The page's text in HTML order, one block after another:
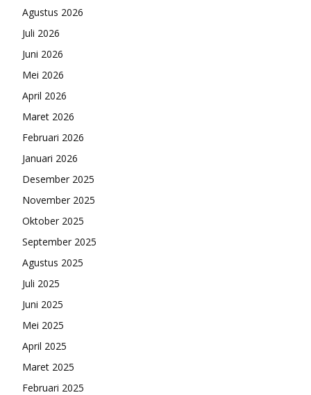
Agustus 2026
Juli 2026
Juni 2026
Mei 2026
April 2026
Maret 2026
Februari 2026
Januari 2026
Desember 2025
November 2025
Oktober 2025
September 2025
Agustus 2025
Juli 2025
Juni 2025
Mei 2025
April 2025
Maret 2025
Februari 2025